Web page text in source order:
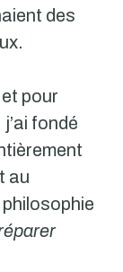
des
pour
fondé
au